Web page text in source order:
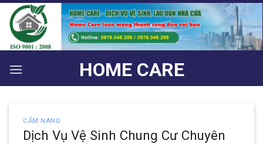
Bỏ
qua
nội
dung
HOME CARE
CẨM NANG
Dịch Vụ Vệ Sinh Chung Cư Chuyên